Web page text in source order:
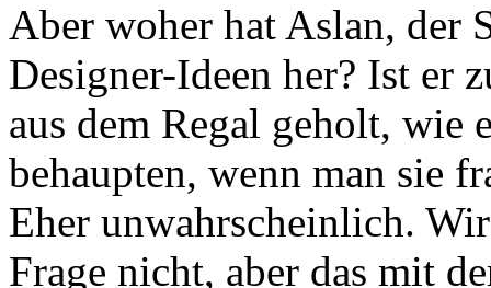
Aber woher hat Aslan, der
Designer-Ideen her? Ist er
aus dem Regal geholt, wie
behaupten, wenn man sie
Eher unwahrscheinlich.
Frage nicht, aber das mit